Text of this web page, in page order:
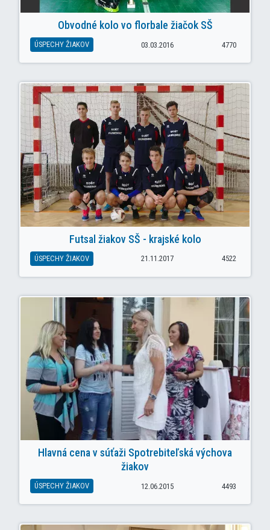
Obvodné kolo vo florbale žiačok SŠ
ÚSPECHY ŽIAKOV 03.03.2016 4770
Futsal žiakov SŠ - krajské kolo
ÚSPECHY ŽIAKOV 21.11.2017 4522
Hlavná cena v súťaži Spotrebiteľská výchova
žiakov
ÚSPECHY ŽIAKOV 12.06.2015 4493